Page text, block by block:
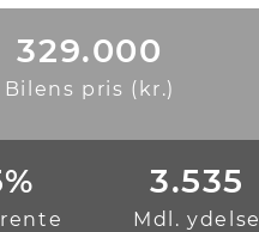
329.000
Bilens pris (kr.)
3.535
Mdl. ydelse